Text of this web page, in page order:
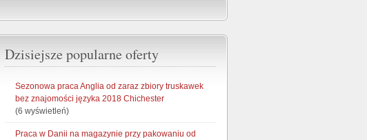
Dzisiejsze popularne oferty
Sezonowa praca Anglia od zaraz zbiory truskawek
bez znajomości języka 2018 Chichester
(6 wyświetleń)
Praca w Danii na magazynie przy pakowaniu od